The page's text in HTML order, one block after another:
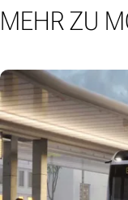
MEHR ZU